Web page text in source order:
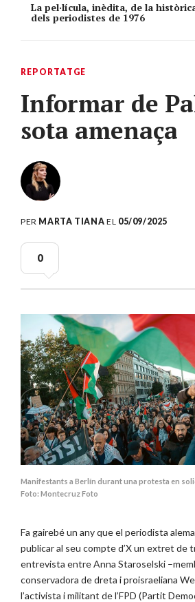
La pel·lícula, inèdita, de la
dels periodistes de 1976
REPORTATGE
Informar de
sota amenaça
PER MARTA TIANA EL 05/09/2025
0
Manifestants a Berlín durant una protesta en
Foto: Montecruz Foto
Fa gairebé un any que el periodista
publicar al seu compte d’X un extret de
entrevista entre Anna Staroselski
conservadora de dreta i proisraeliana
l’activista i militant de l’FPD (Partit